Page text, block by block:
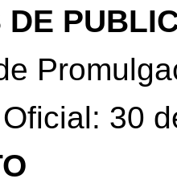
DE
30